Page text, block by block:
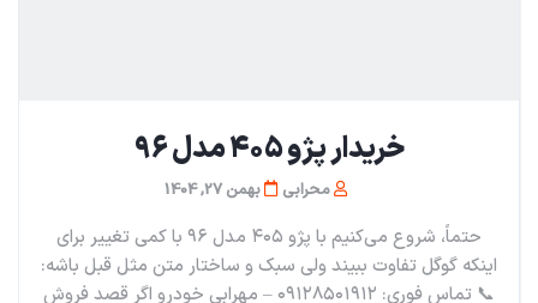
خریدار پژو ۴۰۵ مدل ۹۶
محرابی بهمن 27, 1404
حتماً، شروع می‌کنیم با پژو ۴۰۵ مدل ۹۶ با کمی تغییر برای
اینکه گوگل تفاوت ببیند ولی سبک و ساختار متن مثل قبل باشه:
📞 تماس فوری: ۰۹۱۲۸۵۰۱۹۱۲ – مهرابی خودرو اگر قصد فروش